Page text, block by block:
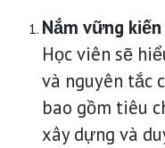
Nắm vững
Học viên sẽ
và nguyên tắc
bao gồm tiêu
xây dựng và